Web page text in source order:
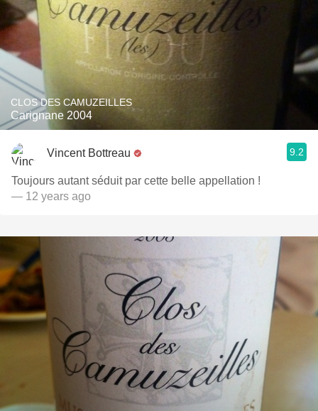
CLOS DES CAMUZEILLES
Carignane 2004
Vincent Bottreau 9.2
Toujours autant séduit par cette belle appellation !
— 12 years ago